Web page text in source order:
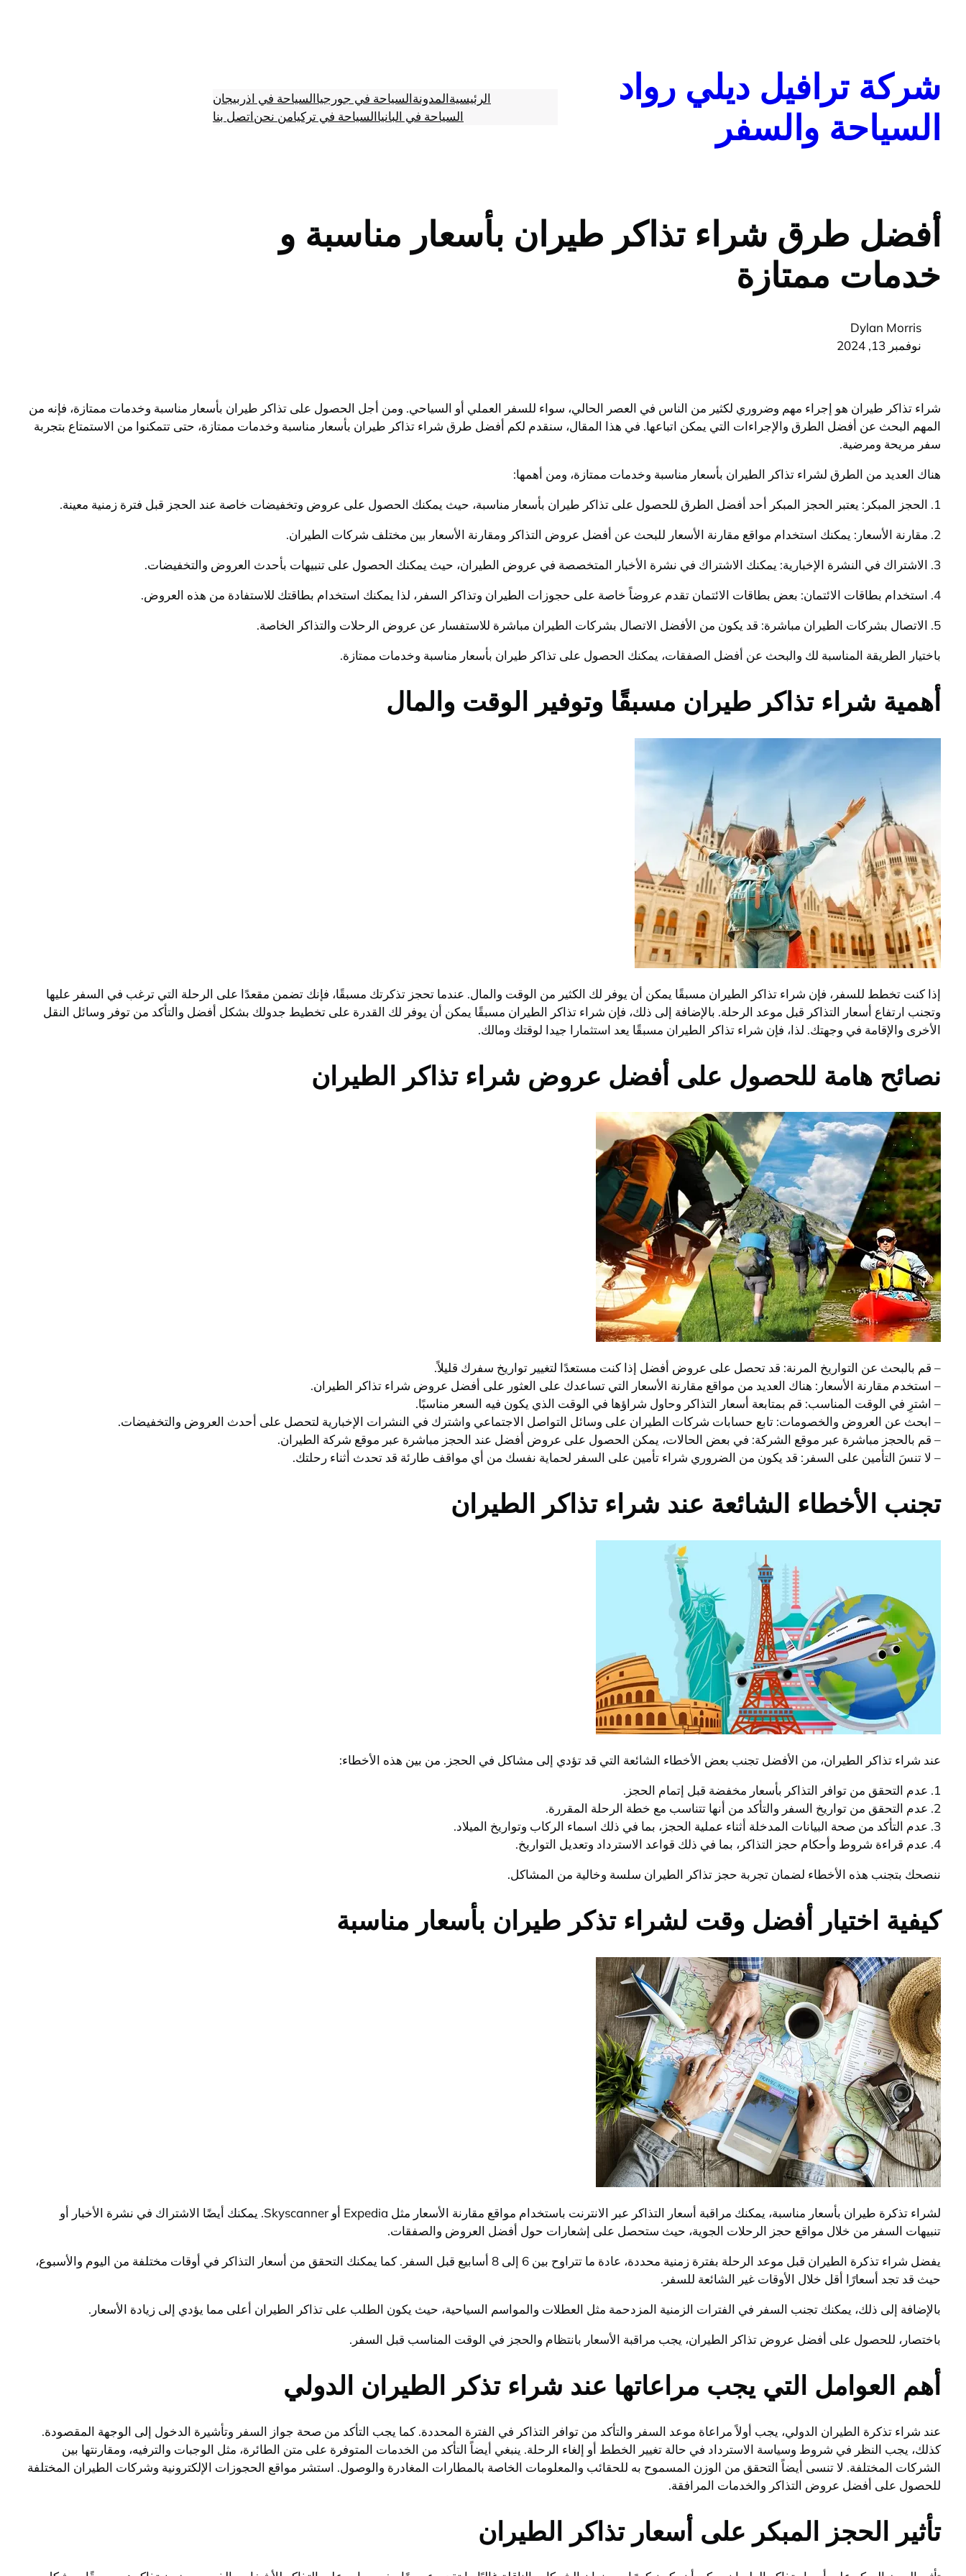
شركة ترافيل ديلي رواد
السياحة والسفر
الرئيسيةالمدونةالسياحة في جورجياالسياحة في اذربيجان
السياحة في البانياالسياحة في تركيامن نحناتصل بنا
أفضل طرق شراء تذاكر طيران بأسعار مناسبة و
خدمات ممتازة
Dylan Morris
نوفمبر 13, 2024
شراء تذاكر طيران هو إجراء مهم وضروري لكثير من الناس في العصر الحالي، سواء للسفر العملي أو السياحي. ومن أجل الحصول على تذاكر طيران بأسعار مناسبة وخدمات ممتازة، فإنه من
المهم البحث عن أفضل الطرق والإجراءات التي يمكن اتباعها. في هذا المقال، سنقدم لكم أفضل طرق شراء تذاكر طيران بأسعار مناسبة وخدمات ممتازة، حتى تتمكنوا من الاستمتاع بتجربة
سفر مريحة ومرضية.
هناك العديد من الطرق لشراء تذاكر الطيران بأسعار مناسبة وخدمات ممتازة، ومن أهمها:
1. الحجز المبكر: يعتبر الحجز المبكر أحد أفضل الطرق للحصول على تذاكر طيران بأسعار مناسبة، حيث يمكنك الحصول على عروض وتخفيضات خاصة عند الحجز قبل فترة زمنية معينة.
2. مقارنة الأسعار: يمكنك استخدام مواقع مقارنة الأسعار للبحث عن أفضل عروض التذاكر ومقارنة الأسعار بين مختلف شركات الطيران.
3. الاشتراك في النشرة الإخبارية: يمكنك الاشتراك في نشرة الأخبار المتخصصة في عروض الطيران، حيث يمكنك الحصول على تنبيهات بأحدث العروض والتخفيضات.
4. استخدام بطاقات الائتمان: بعض بطاقات الائتمان تقدم عروضاً خاصة على حجوزات الطيران وتذاكر السفر، لذا يمكنك استخدام بطاقتك للاستفادة من هذه العروض.
5. الاتصال بشركات الطيران مباشرة: قد يكون من الأفضل الاتصال بشركات الطيران مباشرة للاستفسار عن عروض الرحلات والتذاكر الخاصة.
باختيار الطريقة المناسبة لك والبحث عن أفضل الصفقات، يمكنك الحصول على تذاكر طيران بأسعار مناسبة وخدمات ممتازة.
أهمية شراء تذاكر طيران مسبقًا وتوفير الوقت والمال
إذا كنت تخطط للسفر، فإن شراء تذاكر الطيران مسبقًا يمكن أن يوفر لك الكثير من الوقت والمال. عندما تحجز تذكرتك مسبقًا، فإنك تضمن مقعدًا على الرحلة التي ترغب في السفر عليها
وتجنب ارتفاع أسعار التذاكر قبل موعد الرحلة. بالإضافة إلى ذلك، فإن شراء تذاكر الطيران مسبقًا يمكن أن يوفر لك القدرة على تخطيط جدولك بشكل أفضل والتأكد من توفر وسائل النقل
الأخرى والإقامة في وجهتك. لذا، فإن شراء تذاكر الطيران مسبقًا يعد استثمارا جيدا لوقتك ومالك.
نصائح هامة للحصول على أفضل عروض شراء تذاكر الطيران
– قم بالبحث عن التواريخ المرنة: قد تحصل على عروض أفضل إذا كنت مستعدًا لتغيير تواريخ سفرك قليلاً.
– استخدم مقارنة الأسعار: هناك العديد من مواقع مقارنة الأسعار التي تساعدك على العثور على أفضل عروض شراء تذاكر الطيران.
– اشترِ في الوقت المناسب: قم بمتابعة أسعار التذاكر وحاول شراؤها في الوقت الذي يكون فيه السعر مناسبًا.
– ابحث عن العروض والخصومات: تابع حسابات شركات الطيران على وسائل التواصل الاجتماعي واشترك في النشرات الإخبارية لتحصل على أحدث العروض والتخفيضات.
– قم بالحجز مباشرة عبر موقع الشركة: في بعض الحالات، يمكن الحصول على عروض أفضل عند الحجز مباشرة عبر موقع شركة الطيران.
– لا تنسَ التأمين على السفر: قد يكون من الضروري شراء تأمين على السفر لحماية نفسك من أي مواقف طارئة قد تحدث أثناء رحلتك.
تجنب الأخطاء الشائعة عند شراء تذاكر الطيران
عند شراء تذاكر الطيران، من الأفضل تجنب بعض الأخطاء الشائعة التي قد تؤدي إلى مشاكل في الحجز. من بين هذه الأخطاء:
1. عدم التحقق من توافر التذاكر بأسعار مخفضة قبل إتمام الحجز.
2. عدم التحقق من تواريخ السفر والتأكد من أنها تتناسب مع خطة الرحلة المقررة.
3. عدم التأكد من صحة البيانات المدخلة أثناء عملية الحجز، بما في ذلك اسماء الركاب وتواريخ الميلاد.
4. عدم قراءة شروط وأحكام حجز التذاكر، بما في ذلك قواعد الاسترداد وتعديل التواريخ.
ننصحك بتجنب هذه الأخطاء لضمان تجربة حجز تذاكر الطيران سلسة وخالية من المشاكل.
كيفية اختيار أفضل وقت لشراء تذكر طيران بأسعار مناسبة
لشراء تذكرة طيران بأسعار مناسبة، يمكنك مراقبة أسعار التذاكر عبر الانترنت باستخدام مواقع مقارنة الأسعار مثل Expedia أو Skyscanner. يمكنك أيضًا الاشتراك في نشرة الأخبار أو
تنبيهات السفر من خلال مواقع حجز الرحلات الجوية، حيث ستحصل على إشعارات حول أفضل العروض والصفقات.
يفضل شراء تذكرة الطيران قبل موعد الرحلة بفترة زمنية محددة، عادة ما تتراوح بين 6 إلى 8 أسابيع قبل السفر. كما يمكنك التحقق من أسعار التذاكر في أوقات مختلفة من اليوم والأسبوع،
حيث قد تجد أسعارًا أقل خلال الأوقات غير الشائعة للسفر.
بالإضافة إلى ذلك، يمكنك تجنب السفر في الفترات الزمنية المزدحمة مثل العطلات والمواسم السياحية، حيث يكون الطلب على تذاكر الطيران أعلى مما يؤدي إلى زيادة الأسعار.
باختصار، للحصول على أفضل عروض تذاكر الطيران، يجب مراقبة الأسعار بانتظام والحجز في الوقت المناسب قبل السفر.
أهم العوامل التي يجب مراعاتها عند شراء تذكر الطيران الدولي
عند شراء تذكرة الطيران الدولي، يجب أولاً مراعاة موعد السفر والتأكد من توافر التذاكر في الفترة المحددة. كما يجب التأكد من صحة جواز السفر وتأشيرة الدخول إلى الوجهة المقصودة.
كذلك، يجب النظر في شروط وسياسة الاسترداد في حالة تغيير الخطط أو إلغاء الرحلة. ينبغي أيضاً التأكد من الخدمات المتوفرة على متن الطائرة، مثل الوجبات والترفيه، ومقارنتها بين
الشركات المختلفة. لا تنسى أيضاً التحقق من الوزن المسموح به للحقائب والمعلومات الخاصة بالمطارات المغادرة والوصول. استشر مواقع الحجوزات الإلكترونية وشركات الطيران المختلفة
للحصول على أفضل عروض التذاكر والخدمات المرافقة.
تأثير الحجز المبكر على أسعار تذاكر الطيران